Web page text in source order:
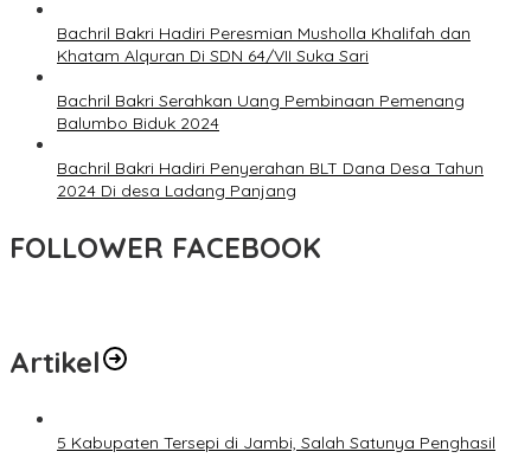
Bachril Bakri Hadiri Peresmian Musholla Khalifah dan
Khatam Alquran Di SDN 64/VII Suka Sari
Bachril Bakri Serahkan Uang Pembinaan Pemenang
Balumbo Biduk 2024
Bachril Bakri Hadiri Penyerahan BLT Dana Desa Tahun
2024 Di desa Ladang Panjang
FOLLOWER FACEBOOK
Artikel
5 Kabupaten Tersepi di Jambi, Salah Satunya Penghasil